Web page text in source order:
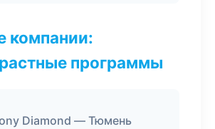
компании:
программы
Diamond — Тюмень